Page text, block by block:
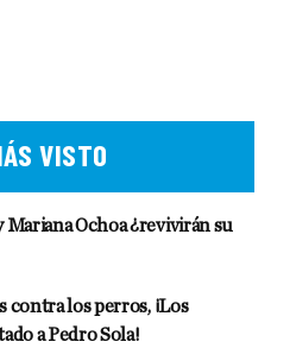
VISTO
Mariana Ochoa ¿revivirán su
contra los perros, ¡Los
a Pedro Sola!